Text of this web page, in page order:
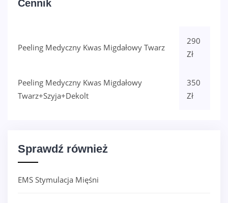
Sprawdź również
EMS Stymulacja Mięśni
Cennik
Peeling Medyczny Kwas Migdałowy Twarz
290
Zł
Peeling Medyczny Kwas Migdałowy
Twarz+szyja+dekolt
350
Zł